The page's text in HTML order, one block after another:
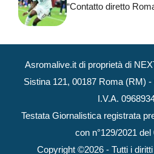
“Contatto diretto
Asromalive.it di proprietà di
Sistina 121, 00187 Roma (RM)
I.V.A.
Testata Giornalistica registrata
con n°129/2021 del
Copyright ©2026 - Tutti i